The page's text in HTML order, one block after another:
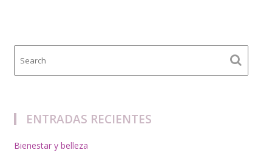
ENTRADAS RECIENTES
Bienestar y belleza